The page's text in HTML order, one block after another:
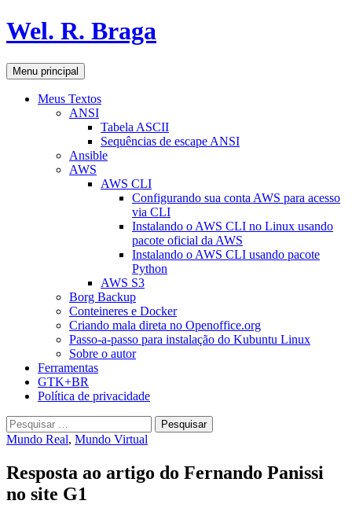
Pular
para
conteúdo
Wel. R. Braga
Pesquisar
Menu principal
Meus Textos
ANSI
Tabela ASCII
Sequências de escape ANSI
Ansible
AWS
AWS CLI
Configurando sua conta AWS para acesso
via CLI
Instalando o AWS CLI no Linux usando
pacote oficial da AWS
Instalando o AWS CLI usando pacote
Python
AWS S3
Borg Backup
Conteineres e Docker
Criando mala direta no Openoffice.org
Passo-a-passo para instalação do Kubuntu Linux
Sobre o autor
Ferramentas
GTK+BR
Política de privacidade
Pesquisar
por:
Mundo Real, Mundo Virtual
Resposta ao artigo do Fernando Panissi
no site G1